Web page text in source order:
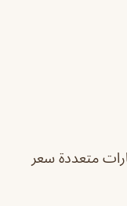
متعددة سعر